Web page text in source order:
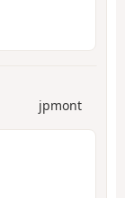
jpmont